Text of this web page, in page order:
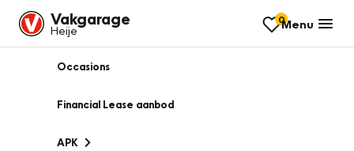
Vakgarage
Heije
0Menu
Occasions
Financial Lease aanbod
APK